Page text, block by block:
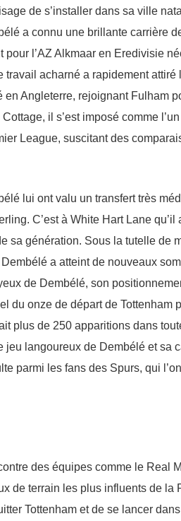
de s’installer dans sa ville
a connu une brillante carrière
pour l’AZ Alkmaar en Eredivisie
acharné a rapidement attiré
Angleterre, rejoignant Fulham
il s’est imposé comme
League, suscitant des
lui ont valu un transfert très
C’est à White Hart Lane
sa génération. Sous la tutelle de
a atteint de nouveaux
de Dembélé, son
du onze de départ de
plus de 250 apparitions dans
langoureux de Dembélé et sa
parmi les fans des Spurs, qui
des équipes comme le Real
de terrain les plus influents de la
Tottenham et de se lancer